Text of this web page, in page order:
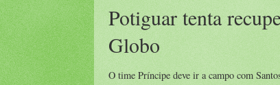
Potiguar tenta
Globo
O time Príncipe deve ir a campo com